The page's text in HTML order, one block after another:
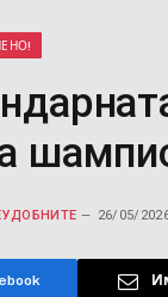
26/05/